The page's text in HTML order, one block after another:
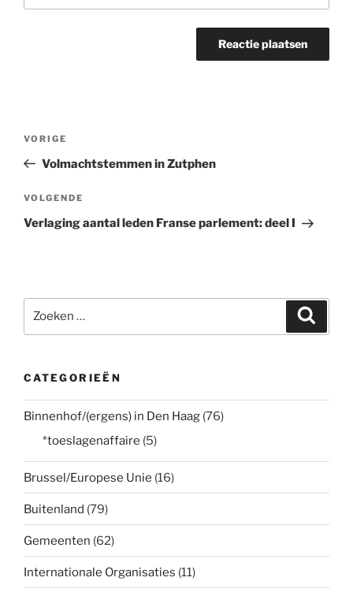
Vorig
bericht
VORIGE
Volmachtstemmen in Zutphen
Volgend
bericht
VOLGENDE
Verlaging aantal leden Franse parlement: deel I
naar:
CATEGORIEËN
Binnenhof/(ergens) in Den Haag (76)
*toeslagenaffaire (5)
Brussel/Europese Unie (16)
Buitenland (79)
Gemeenten (62)
Internationale Organisaties (11)